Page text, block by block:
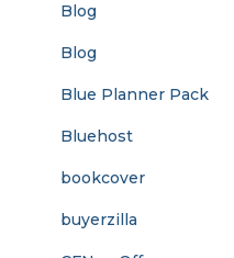
Blog
Blog
Blue Planner Pack
Bluehost
bookcover
buyerzilla